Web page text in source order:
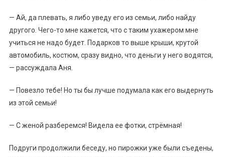
— Ай, да плевать, я либо уведу его из семьи, либо найду
другого. Чего-то мне кажется, что с таким ухажером мне
учиться не надо будет. Подарков то выше крыши, крутой
автомобиль, костюм, сразу видно, что деньги у него водятся,
— рассуждала Аня.
— Повезло тебе! Но ты бы лучше подумала как его выдернуть
из этой семьи!
— С женой разберемся! Видела ее фотки, стрёмная!
Подруги продолжили беседу, но пирожки уже были съедены,